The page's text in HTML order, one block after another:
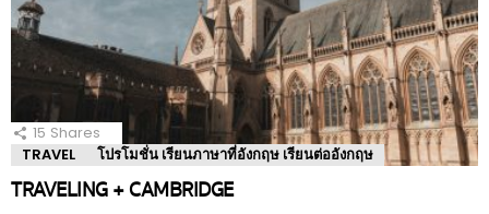
15 Shares
TRAVEL
โปรโมชั่น เรียนภาษาที่อังกฤษ เรียนต่ออังกฤษ
TRAVELING + CAMBRIDGE